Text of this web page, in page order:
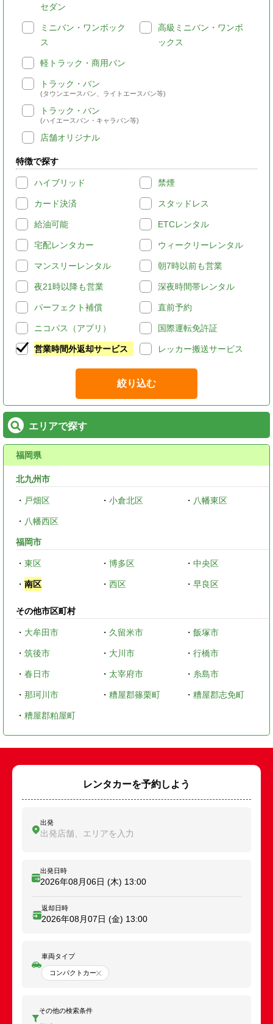
セダン
ミニバン・ワンボック
ス
高級ミニバン・ワンボ
ックス
軽トラック・商用バン
トラック・バン
(タウンエースバン、ライトエースバン等)
トラック・バン
(ハイエースバン・キャラバン等)
店舗オリジナル
特徴で探す
ハイブリッド 禁煙
カード決済 スタッドレス
給油可能 ETCレンタル
宅配レンタカー ウィークリーレンタル
マンスリーレンタル 朝7時以前も営業
夜21時以降も営業 深夜時間帯レンタル
パーフェクト補償 直前予約
ニコパス（アプリ） 国際運転免許証
営業時間外返却サービス レッカー搬送サービス
絞り込む
エリアで探す
福岡県
北九州市
・ 戸畑区 ・ 小倉北区 ・ 八幡東区
・ 八幡西区
福岡市
・ 東区 ・ 博多区 ・中央区
・ 南区 ・ 西区 ・早良区
その他市区町村
・ 大牟田市 ・ 久留米市 ・飯塚市
・ 筑後市 ・ 大川市 ・行橋市
・ 春日市 ・ 太宰府市 ・ 糸島市
・ 那珂川市 ・ 糟屋郡篠栗町 ・糟屋郡志免町
・ 糟屋郡粕屋町
レンタカーを予約しよう
出発
出発店舗、エリアを入力
出発日時
2026年08月06日 (木) 13:00
返却日時
2026年08月07日 (金) 13:00
車両タイプ
コンパクトカー
その他の検索条件